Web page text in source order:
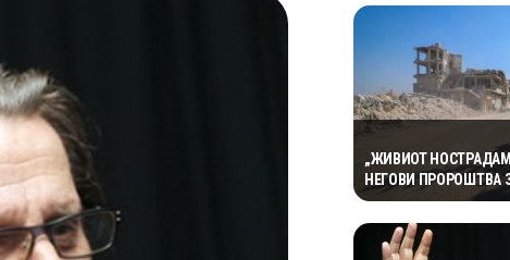
„ЖИВИОТ
НЕГОВИ ПРОРОШТВА
ОСТВАРИЛЕ – СЕГА